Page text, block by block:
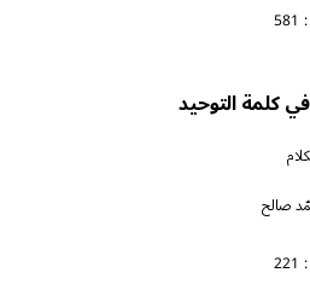
581
كلمة التوحيد
صالح
221